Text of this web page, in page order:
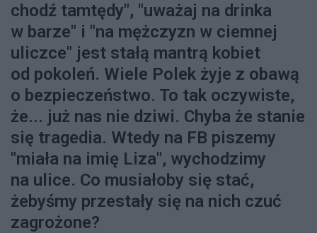
chodź tamtędy", "uważaj na drinka
w barze" i "na mężczyzn w ciemnej
uliczce" jest stałą mantrą kobiet
od pokoleń. Wiele Polek żyje z obawą
o bezpieczeństwo. To tak oczywiste,
że... już nas nie dziwi. Chyba że stanie
się tragedia. Wtedy na FB piszemy
"miała na imię Liza", wychodzimy
na ulice. Co musiałoby się stać,
żebyśmy przestały się na nich czuć
zagrożone?